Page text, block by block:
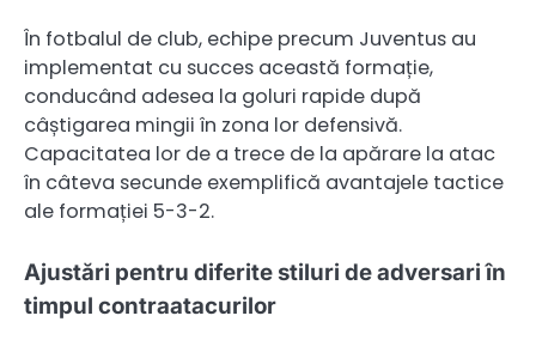
În fotbalul de club, echipe precum Juventus au
implementat cu succes această formație,
conducând adesea la goluri rapide după
câștigarea mingii în zona lor defensivă.
Capacitatea lor de a trece de la apărare la atac
în câteva secunde exemplifică avantajele tactice
ale formației 5-3-2.
Ajustări pentru diferite stiluri de adversari în
timpul contraatacurilor